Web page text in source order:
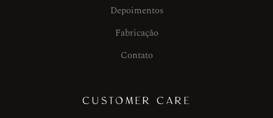
Depoimentos
Fabricação
Contato
CUSTOMER CARE